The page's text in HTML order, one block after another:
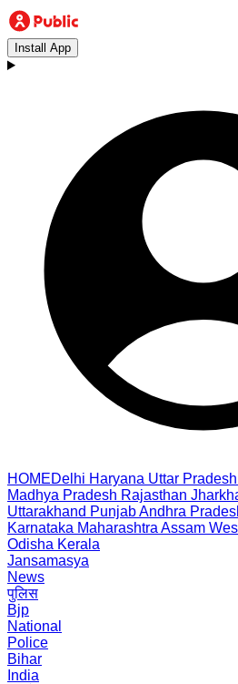
Install App
HOMEDelhi Haryana Uttar Pradesh
Madhya Pradesh Rajasthan
Uttarakhand PunjabAndhra
Karnataka Maharashtra Assam
Odisha Kerala
Jansamasya
News
पुलिस
Bjp
National
Police
Bihar
India